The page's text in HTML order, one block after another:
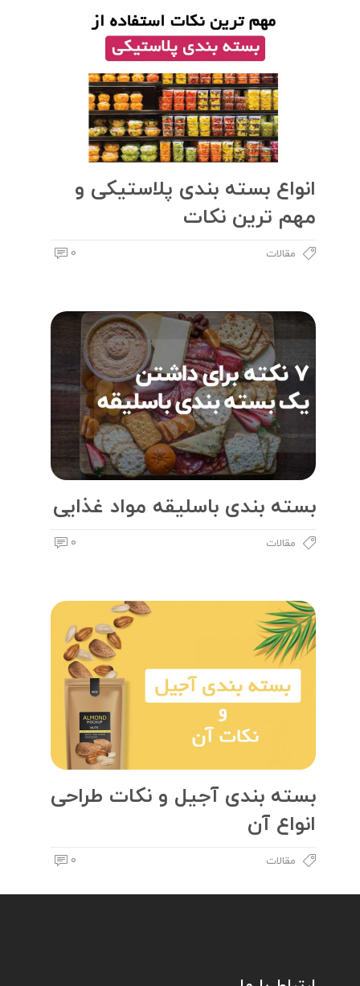
انواع بسته بندی پلاستیکی و
مهم ترین نکات
مقالات 0
بسته بندی باسلیقه مواد غذایی
مقالات 0
بسته بندی آجیل و نکات طراحی
انواع آن
مقالات 0